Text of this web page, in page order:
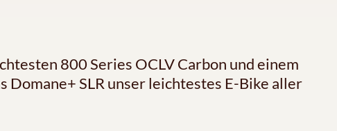
800 Series OCLV Carbon und einem
Domane+ SLR unser leichtestes E-Bike aller